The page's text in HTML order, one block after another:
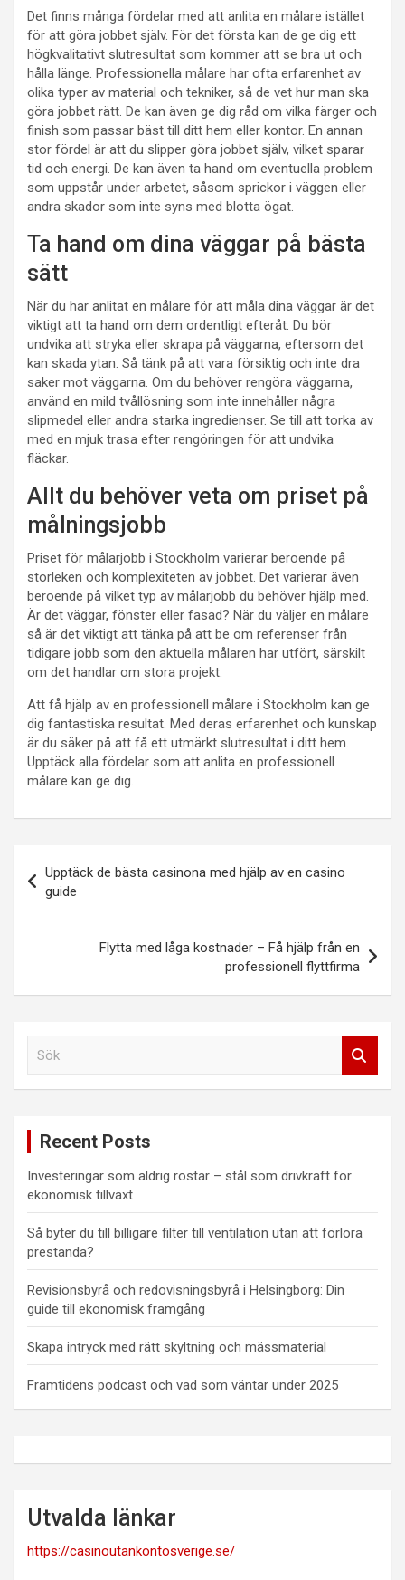
Det finns många fördelar med att anlita en målare istället
för att göra jobbet själv. För det första kan de ge dig ett
högkvalitativt slutresultat som kommer att se bra ut och
hålla länge. Professionella målare har ofta erfarenhet av
olika typer av material och tekniker, så de vet hur man ska
göra jobbet rätt. De kan även ge dig råd om vilka färger och
finish som passar bäst till ditt hem eller kontor. En annan
stor fördel är att du slipper göra jobbet själv, vilket sparar
tid och energi. De kan även ta hand om eventuella problem
som uppstår under arbetet, såsom sprickor i väggen eller
andra skador som inte syns med blotta ögat.
Ta hand om dina väggar på bästa
sätt
När du har anlitat en målare för att måla dina väggar är det
viktigt att ta hand om dem ordentligt efteråt. Du bör
undvika att stryka eller skrapa på väggarna, eftersom det
kan skada ytan. Så tänk på att vara försiktig och inte dra
saker mot väggarna. Om du behöver rengöra väggarna,
använd en mild tvållösning som inte innehåller några
slipmedel eller andra starka ingredienser. Se till att torka av
med en mjuk trasa efter rengöringen för att undvika
fläckar.
Allt du behöver veta om priset på
målningsjobb
Priset för målarjobb i Stockholm varierar beroende på
storleken och komplexiteten av jobbet. Det varierar även
beroende på vilket typ av målarjobb du behöver hjälp med.
Är det väggar, fönster eller fasad? När du väljer en målare
så är det viktigt att tänka på att be om referenser från
tidigare jobb som den aktuella målaren har utfört, särskilt
om det handlar om stora projekt.
Att få hjälp av en professionell målare i Stockholm kan ge
dig fantastiska resultat. Med deras erfarenhet och kunskap
är du säker på att få ett utmärkt slutresultat i ditt hem.
Upptäck alla fördelar som att anlita en professionell
målare kan ge dig.
Upptäck de bästa casinona med hjälp av en casino
guide
Flytta med låga kostnader – Få hjälp från en
professionell flyttfirma
Recent Posts
Investeringar som aldrig rostar – stål som drivkraft för
ekonomisk tillväxt
Så byter du till billigare filter till ventilation utan att förlora
prestanda?
Revisionsbyrå och redovisningsbyrå i Helsingborg: Din
guide till ekonomisk framgång
Skapa intryck med rätt skyltning och mässmaterial
Framtidens podcast och vad som väntar under 2025
Utvalda länkar
https://casinoutankontosverige.se/